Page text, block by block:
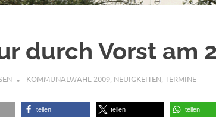
durch Vorst am
KOMMUNALWAHL 2009, NEUIGKEITEN,TERMINE
teilen teilen teilen